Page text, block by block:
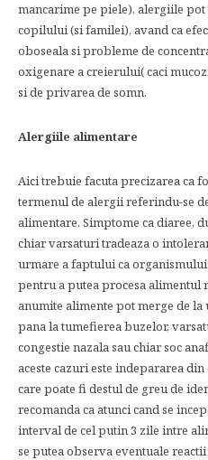
mancarime pe piele), alergiile
copilului (si familei), avand ca
oboseala si probleme de
oxigenare a creierului( caci
si de privarea de somn.
Alergiile alimentare
Aici trebuie facuta precizarea ca
termenul de alergii referindu-se
alimentare. Simptome ca diaree,
chiar varsaturi tradeaza o
urmare a faptului ca
pentru a putea procesa alimentul
anumite alimente pot merge de
pana la tumefierea buzelor,
congestie nazala sau chiar soc
aceste cazuri este indepararea
care poate fi destul de greu de
recomanda ca atunci cand se
interval de cel putin 3 zile intre
se putea observa eventuale